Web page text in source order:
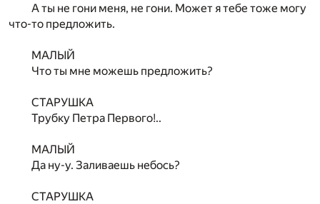
А ты не гони меня, не гони. Может я тебе тоже могу
что-то предложить.
МАЛЫЙ
Что ты мне можешь предложить?
СТАРУШКА
Трубку Петра Первого!..
МАЛЫЙ
Да ну-у. Заливаешь небось?
СТАРУШКА